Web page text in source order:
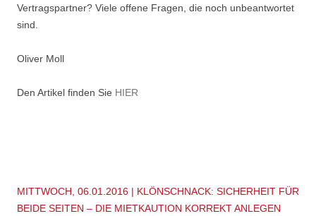
Vertragspartner? Viele offene Fragen, die noch unbeantwortet
sind.
Oliver Moll
Den Artikel finden Sie HIER
MITTWOCH, 06.01.2016 | KLÖNSCHNACK: SICHERHEIT FÜR
BEIDE SEITEN – DIE MIETKAUTION KORREKT ANLEGEN